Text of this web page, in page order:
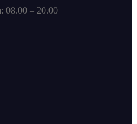
08.00 – 20.00